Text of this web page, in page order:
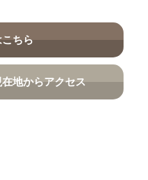
ちら
地からアクセス